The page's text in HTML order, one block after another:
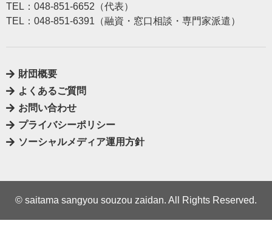
TEL：048-851-6652（代表）
TEL：048-851-6391（融資・窓口相談・専門家派遣）
財団概要
よくあるご質問
お問い合わせ
プライバシーポリシー
ソーシャルメディア運用方針
© saitama sangyou souzou zaidan. All Rights Reserved.